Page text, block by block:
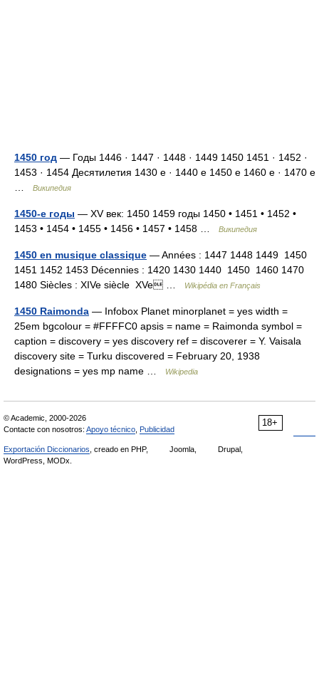
1450 год — Годы 1446 · 1447 · 1448 · 1449 1450 1451 · 1452 ·
1453 · 1454 Десятилетия 1430 е · 1440 е 1450 е 1460 е · 1470 е
Википедия
1450-е годы — XV век: 1450 1459 годы 1450 • 1451 • 1452 •
1453 • 1454 • 1455 • 1456 • 1457 • 1458 …
Википедия
1450 en musique classique — Années : 1447 1448 1449 1450
1451 1452 1453 Décennies : 1420 1430 1440 1450 1460 1470
1480 Siècles : XIVe siècle XVe …
Wikipédia en Français
1450 Raimonda — Infobox Planet minorplanet = yes width =
25em bgcolour = #FFFFC0 apsis = name = Raimonda symbol =
caption = discovery = yes discovery ref = discoverer = Y. Vaisala
discovery site = Turku discovered = February 20, 1938
designations = yes mp name …
Wikipedia
18+
© Academic, 2000-2026
Contacte con nosotros: Apoyo técnico Publicidad
Exportación Diccionarios , creado en PHP, Joomla,
Drupal,
WordPress, MODx.